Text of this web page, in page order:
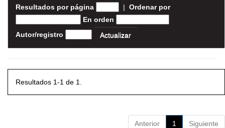
Resultados por página | Ordenar por
En orden
Autor/registro
Resultados 1-1 de 1.
Anterior 1 Siguiente